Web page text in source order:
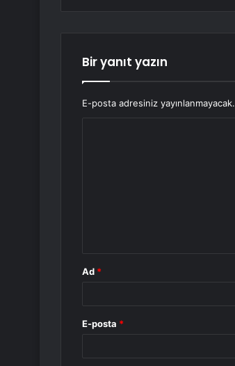
Bir yanıt yazın
E-posta adresiniz yayınlanmayacak.
Ad *
E-posta *